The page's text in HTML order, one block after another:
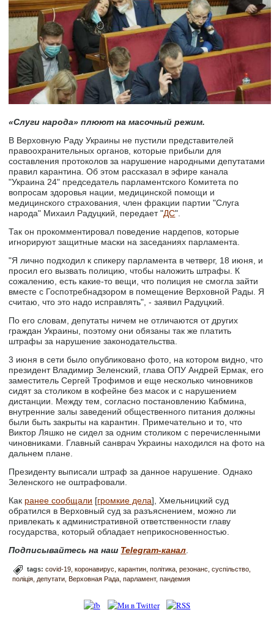
«Слуги народа» плюют на масочный режим.
В Верховную Раду Украины не пустили представителей
правоохранительных органов, которые прибыли для
составления протоколов за нарушение народными депутатами
правил карантина. Об этом рассказал в эфире канала
"Украина 24" председатель парламентского Комитета по
вопросам здоровья нации, медицинской помощи и
медицинского страхования, член фракции партии "Слуга
народа" Михаил Радуцкий, передает "ДС".
Так он прокомментировал поведение нардепов, которые
игнорируют защитные маски на заседаниях парламента.
"Я лично подходил к спикеру парламента в четверг, 18 июня, и
просил его вызвать полицию, чтобы наложить штрафы. К
сожалению, есть какие-то вещи, что полиция не смогла зайти
вместе с Госпотребнадзором в помещение Верховной Рады. Я
считаю, что это надо исправлять", - заявил Радуцкий.
По его словам, депутаты ничем не отличаются от других
граждан Украины, поэтому они обязаны так же платить
штрафы за нарушение законодательства.
3 июня в сети было опубликовано фото, на котором видно, что
президент Владимир Зеленский, глава ОПУ Андрей Ермак, его
заместитель Сергей Трофимов и еще несколько чиновников
сидят за столиком в кофейне без масок и с нарушением
дистанции. Между тем, согласно постановлению Кабмина,
внутренние залы заведений общественного питания должны
были быть закрыты на карантин. Примечательно и то, что
Виктор Ляшко не сидел за одним столиком с перечисленными
чиновниками. Главный санврач Украины находился на фото на
дальнем плане.
Президенту выписали штраф за данное нарушение. Однако
Зеленского не оштрафовали.
Как ранее сообщали [громкие дела], Хмельницкий суд
обратился в Верховный суд за разъяснением, можно ли
привлекать к административной ответственности главу
государства, который обладает неприкосновенностью.
Подписывайтесь на наш Telegram-канал
tags:covid-19 коронавирус карантин політика резонанс
суспільство
поліція депутати Верховная Рада парламент пандемия